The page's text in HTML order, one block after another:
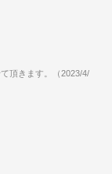
頂きます。（2023/4/